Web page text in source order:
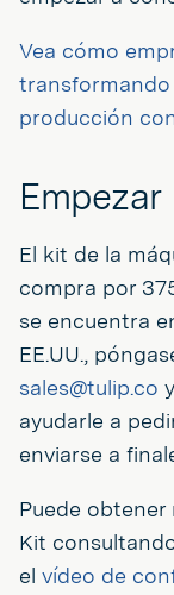
Vea cómo
transformando
producción
Empezar
El kit de la
compra por
se encuentra
EE.UU.,
sales@tulip.co
ayudarle a
enviarse a
Puede
Kit
el vídeo de